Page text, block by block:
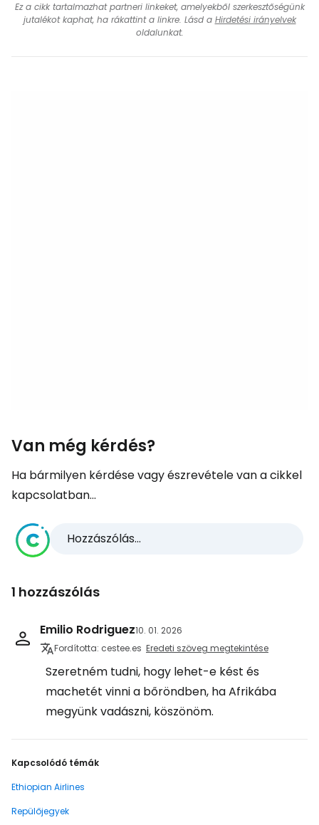
Ez a cikk tartalmazhat partneri linkeket, amelyekből szerkesztőségünk
jutalékot kaphat, ha rákattint a linkre. Lásd a Hirdetési irányelvek
oldalunkat.
Van még kérdés?
Ha bármilyen kérdése vagy észrevétele van a cikkel
kapcsolatban...
Hozzászólás...
1 hozzászólás
Emilio Rodriguez10. 01. 2026
Fordította: cestee.es Eredeti szöveg megtekintése
Szeretném tudni, hogy lehet-e kést és
machetét vinni a bőröndben, ha Afrikába
megyünk vadászni, köszönöm.
Kapcsolódó témák
Ethiopian Airlines
Repülőjegyek